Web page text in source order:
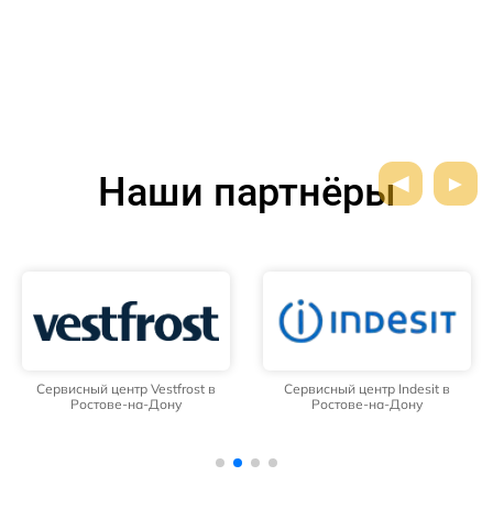
Наши партнёры
Сервисный центр Vestfrost в
Ростове-на-Дону
Сервисный центр Indesit в
Ростове-на-Дону